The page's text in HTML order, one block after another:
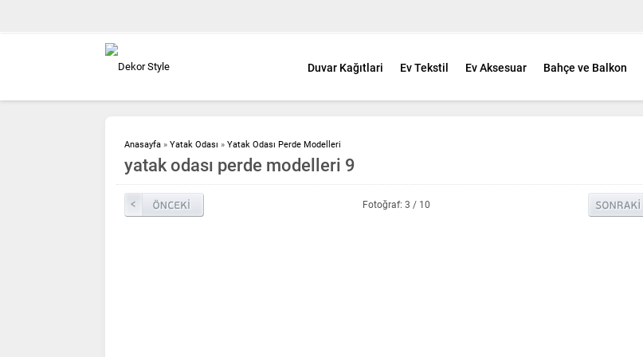
Duvar Kağıtlari Ev Tekstil Ev Aksesuar Bahçe ve Balkon
Anasayfa » Yatak Odası » Yatak Odası Perde Modelleri
yatak odası perde modelleri 9
Fotoğraf: 3 / 10